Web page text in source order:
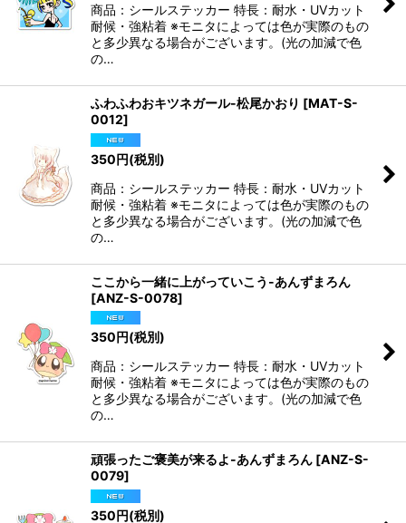
商品：シールステッカー 特長：耐水・UVカット
耐候・強粘着 ※モニタによっては色が実際のもの
と多少異なる場合がございます。(光の加減で色
の…
ふわふわおキツネガール-松尾かおり [MAT-S-
0012]
350円(税別)
商品：シールステッカー 特長：耐水・UVカット
耐候・強粘着 ※モニタによっては色が実際のもの
と多少異なる場合がございます。(光の加減で色
の…
ここから一緒に上がっていこう-あんずまろん
[ANZ-S-0078]
350円(税別)
商品：シールステッカー 特長：耐水・UVカット
耐候・強粘着 ※モニタによっては色が実際のもの
と多少異なる場合がございます。(光の加減で色
の…
頑張ったご褒美が来るよ-あんずまろん [ANZ-S-
0079]
350円(税別)